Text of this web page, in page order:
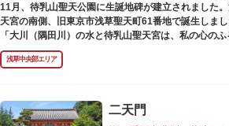
11月、待乳山聖天公園に生誕地碑が建立されました
天宮の南側、旧東京市浅草聖天町61番地で誕生しま
「大川（隅田川）の水と待乳山聖天宮は、私の心の
だ」（『東京の情景「大川と待乳山聖天宮」』より）
舞台にも待乳山や近くの今戸、橋場などをたびたび登
浅草中央部エリア
二天門